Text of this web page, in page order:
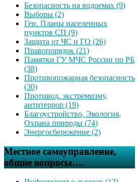
Безопасность на водоемах (9)
Выборы (2)
Ген. Планы населенных
пунктов СП (9)
Защита от ЧС и ГО (26)
Правопорядок (21)
Памятки ГУ МЧС России по РБ
(38)
Противопожарная безопасность
(30)
Противод. экстремизму,
антитеррор (19)
Благоустройство, Экология,
Охрана природы (74)
Энергосбережение (2)
Местное самоуправление,
общие вопросы….